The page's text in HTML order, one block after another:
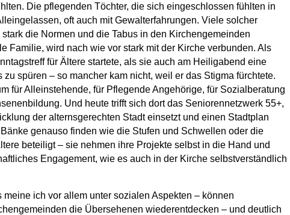
Die pflegenden Töchter, die sich eingeschlossen fühlten in
oft auch mit Gewalterfahrungen. Viele solcher
die Normen und die Tabus in den Kirchengemeinden
Familie, wird nach wie vor stark mit der Kirche verbunden. Als
für Ältere startete, als sie auch am Heiligabend eine
spüren – so mancher kam nicht, weil er das Stigma fürchtete.
für Alleinstehende, für Pflegende Angehörige, für Sozialberatung
Und heute trifft sich dort das Seniorennetzwerk 55+,
der alternsgerechten Stadt einsetzt und einen Stadtplan
genauso finden wie die Stufen und Schwellen oder die
beteiligt – sie nehmen ihre Projekte selbst in die Hand und
Engagement, wie es auch in der Kirche selbstverständlich
ich vor allem unter sozialen Aspekten – können
die Übersehenen wiederentdecken – und deutlich